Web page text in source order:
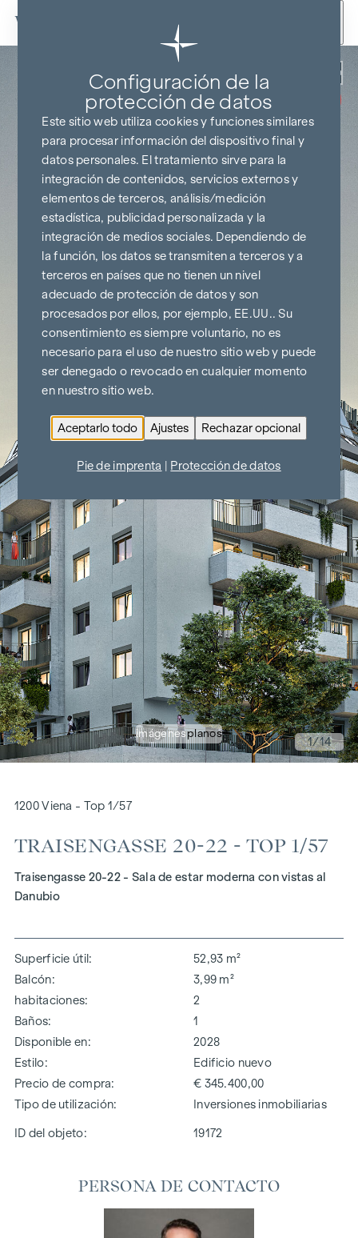
Ir al contenido
SIN COMISIONES
HASTA EL
INICIO DE LA
CONSTRUCCIÓN
imágenesplanos
1/14
1200 Viena - Top 1/57
TRAISENGASSE 20-22 - TOP 1/57
Traisengasse 20-22 - Sala de estar moderna con vistas al
Danubio
Superficie útil
52,93 m²
Balcón
3,99 m²
habitaciones
2
Baños
1
Disponible en
2028
Estilo
Edificio nuevo
Precio de compra
€ 345.400,00
Tipo de utilización
Inversiones inmobiliarias
ID del objeto: 19172
PERSONA DE CONTACTO
Configuración de la
protección de datos
Este sitio web utiliza cookies y funciones similares
para procesar información del dispositivo final y
datos personales. El tratamiento sirve para la
integración de contenidos, servicios externos y
elementos de terceros, análisis/medición
estadística, publicidad personalizada y la
integración de medios sociales. Dependiendo de
la función, los datos se transmiten a terceros y a
terceros en países que no tienen un nivel
adecuado de protección de datos y son
procesados por ellos, por ejemplo, EE.UU.. Su
consentimiento es siempre voluntario, no es
necesario para el uso de nuestro sitio web y puede
ser denegado o revocado en cualquier momento
en nuestro sitio web.
Aceptarlo todo Ajustes Rechazar opcional
Pie de imprenta Protección de datos